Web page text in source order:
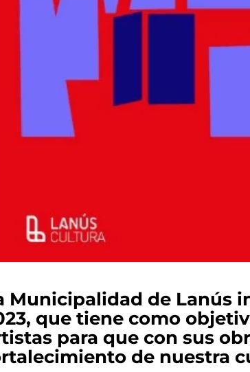
Municipalidad de Lanús
que tiene como
para que con sus
de nuestra